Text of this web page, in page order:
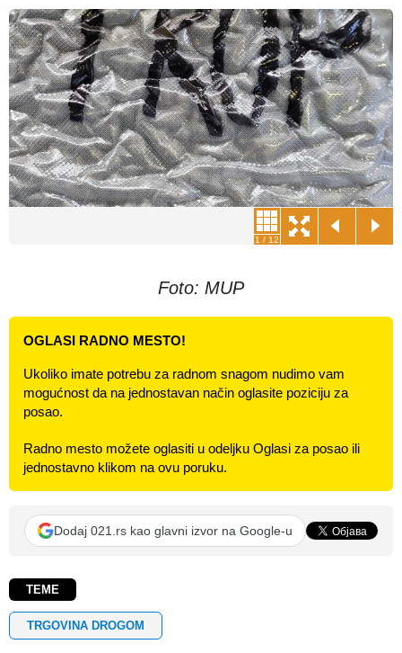
1 / 12
Foto: MUP
OGLASI RADNO MESTO!
Ukoliko imate potrebu za radnom snagom nudimo vam
mogućnost da na jednostavan način oglasite poziciju za
posao.
Radno mesto možete oglasiti u odeljku Oglasi za posao ili
jednostavno klikom na ovu poruku.
Dodaj 021.rs kao glavni izvor na Google-u
TEME
TRGOVINA DROGOM